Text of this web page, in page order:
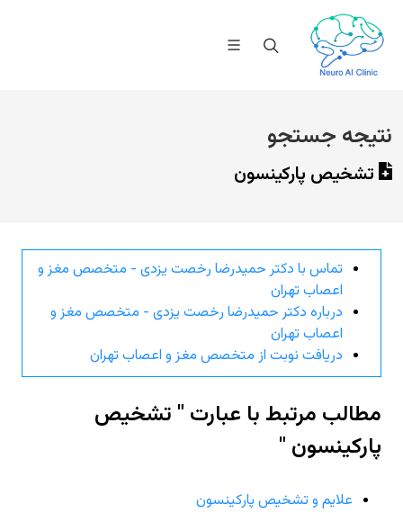
نتیجه جستجو
تشخیص پارکینسون
تماس با دکتر حمیدرضا رخصت یزدی - متخصص مغز و
اعصاب تهران
درباره دکتر حمیدرضا رخصت یزدی - متخصص مغز و
اعصاب تهران
دریافت نوبت از متخصص مغز و اعصاب تهران
مطالب مرتبط با عبارت " تشخیص
پارکینسون "
علایم و تشخیص پارکینسون